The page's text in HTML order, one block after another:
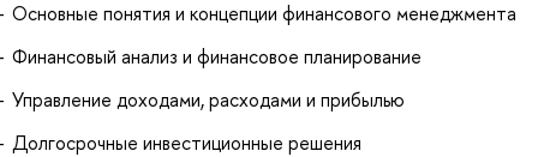
Основные понятия и концепции финансового менеджмента
Финансовый анализ и финансовое планирование
Управление доходами, расходами и прибылью
Долгосрочные инвестиционные решения